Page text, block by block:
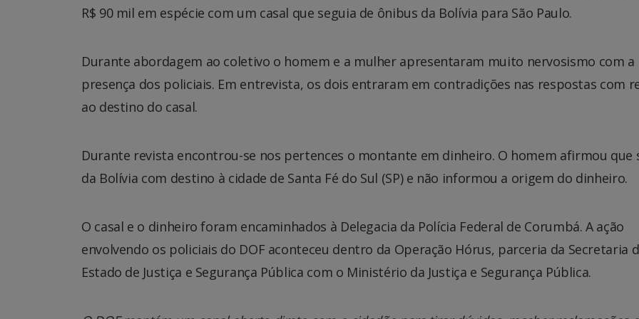
R$ 90 mil em espécie com um casal que seguia de ônibus da Bolívia para São Paulo.
Durante abordagem ao coletivo o homem e a mulher apresentaram muito nervosismo com a
presença dos policiais. Em entrevista, os dois entraram em contradições nas respostas com
ao destino do casal.
Durante revista encontrou-se nos pertences o montante em dinheiro. O homem afirmou que
da Bolívia com destino à cidade de Santa Fé do Sul (SP) e não informou a origem do dinheiro.
O casal e o dinheiro foram encaminhados à Delegacia da Polícia Federal de Corumbá. A ação
envolvendo os policiais do DOF aconteceu dentro da Operação Hórus, parceria da Secretaria
Estado de Justiça e Segurança Pública com o Ministério da Justiça e Segurança Pública.